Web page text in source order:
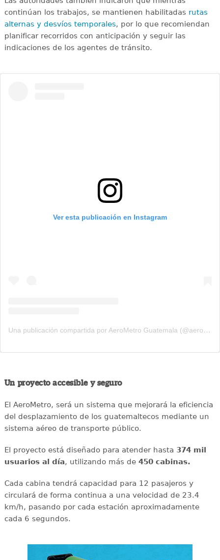
continúan los trabajos, se mantienen habilitadas rutas
alternas y desvíos temporales, por lo que recomiendan
planificar recorridos con anticipación y seguir las
indicaciones de los agentes de tránsito.
Ver esta publicación en Instagram
Una publicación compartida por AeroMetro Guatemala (@aerometrogt)
Un proyecto accesible y seguro
El AeroMetro, será un sistema que mejorará la eficiencia
del desplazamiento de los guatemaltecos mediante un
sistema aéreo de transporte público.
El proyecto está diseñado para atender hasta 374 mil
usuarios al día, utilizando más de 450 cabinas.
Cada cabina tendrá capacidad para 12 pasajeros y
circulará de forma continua a una velocidad de 23.4
km/h, pasando por cada estación aproximadamente
cada 6 segundos.